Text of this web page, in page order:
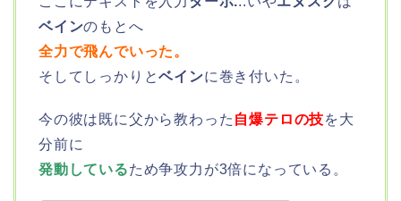
ベインのもとへ
全力で飛んでいった。
そしてしっかりとベインに巻き付いた。
今の彼は既に父から教わった 自爆テロの技を大
分前に
発動しているため争攻力が3倍になっている。